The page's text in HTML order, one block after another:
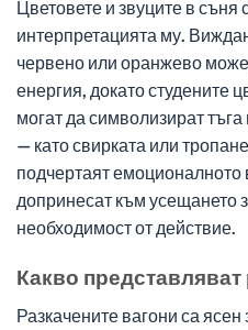
Цветовете и звуците в
интерпретацията му.
червено или оранжево може
енергия, докато студените
могат да символизират
— като свирката или
подчертаят емоционалното
допринесат към усещането
необходимост от действие.
Какво представляват
Разкачените вагони са